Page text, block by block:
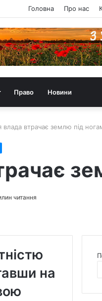
Головна Про нас
Право Новини
влада втрачає землю під
читання
на